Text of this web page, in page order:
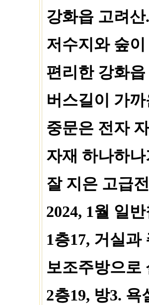
강화읍 고려
저수지와 숲
편리한 강화
버스길이 가
중문은 전자
자재 하나하
잘 지은 고급
2024, 1월 일
1층17, 거실과
보조주방으로
2층19, 방3.